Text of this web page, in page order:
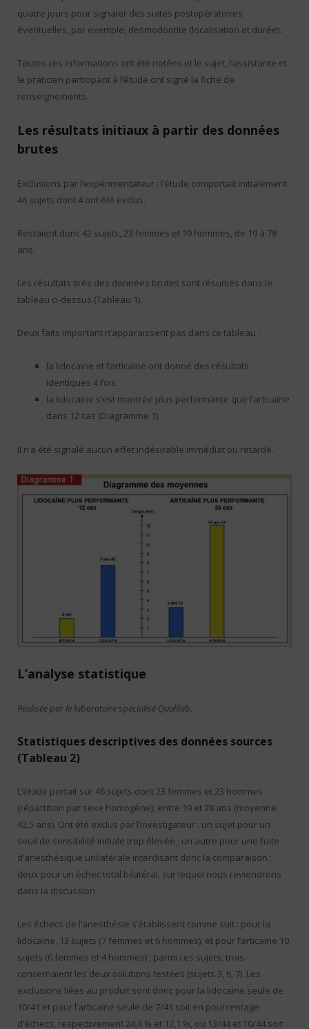
quatre jours pour signaler des suites postopératoires
éventuelles, par exemple, desmodontite (localisation et durée).
Toutes ces informations ont été notées et le sujet, l’assistante et
le praticien participant à l’étude ont signé la fiche de
renseignements.
Les résultats initiaux à partir des données
brutes
Exclusions par l’expérimentateur : l’étude comportait initialement
46 sujets dont 4 ont été exclus.
Restaient donc 42 sujets, 23 femmes et 19 hommes, de 19 à 78
ans.
Les résultats tirés des données brutes sont résumés dans le
tableau ci-dessus (Tableau 1).
Deux faits important n’apparaissent pas dans ce tableau :
la lidocaïne et l’articaïne ont donné des résultats
identiques 4 fois
la lidocaïne s’est montrée plus performante que l’articaïne
dans 12 cas (Diagramme 1).
Il n’a été signalé aucun effet indésirable immédiat ou retardé.
L’analyse statistique
Réalisée par le laboratoire spécialisé Qualilab.
Statistiques descriptives des données sources
(Tableau 2)
L’étude portait sur 46 sujets dont 23 femmes et 23 hommes
(répartition par sexe homogène), entre 19 et 78 ans (moyenne
42,5 ans). Ont été exclus par l’investigateur : un sujet pour un
seuil de sensibilité initiale trop élevée ; un autre pour une fuite
d’anesthésique unilatérale interdisant donc la comparaison ;
deux pour un échec total bilatéral, sur lequel nous reviendrons
dans la discussion.
Les échecs de l’anesthésie s’établissent comme suit : pour la
lidocaïne, 13 sujets (7 femmes et 6 hommes), et pour l’articaïne 10
sujets (6 femmes et 4 hommes) ; parmi ces sujets, trois
concernaient les deux solutions testées (sujets 3, 6, 7). Les
exclusions liées au produit sont donc pour la lidocaïne seule de
10/41 et pour l’articaïne seule de 7/41 soit en pourcentage
d’échecs, respectivement 24,4 % et 17,1 %, ou 13/44 et 10/44 soit